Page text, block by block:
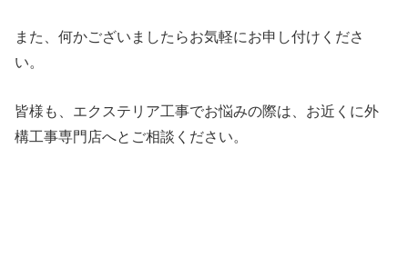
また、何かございましたらお気軽にお申し付けくださ
い。
皆様も、エクステリア工事でお悩みの際は、お近くに外
構工事専門店へとご相談ください。